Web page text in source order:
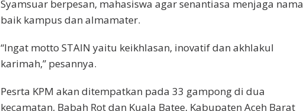
Syamsuar berpesan, mahasiswa agar senantiasa menjaga nama
baik kampus dan almamater.
“Ingat motto STAIN yaitu keikhlasan, inovatif dan akhlakul
karimah,” pesannya.
Pesrta KPM akan ditempatkan pada 33 gampong di dua
kecamatan, Babah Rot dan Kuala Batee, Kabupaten Aceh Barat